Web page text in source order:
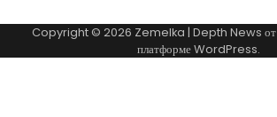
Copyright © 2026 Zemelka | Depth News от
платформеWordPress.